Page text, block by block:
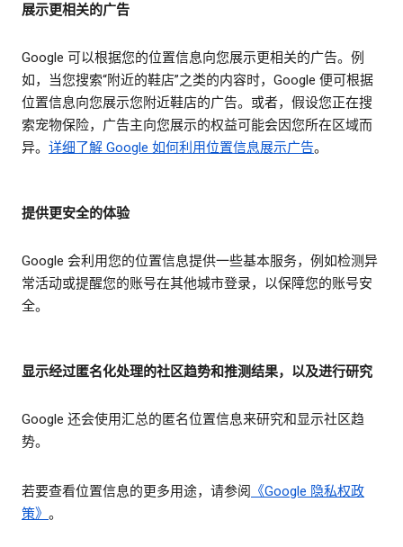
展示更相关的广告
Google 可以根据您的位置信息向您展示更相关的广告。例
如，当您搜索“附近的鞋店”之类的内容时，Google 便可根据
位置信息向您展示您附近鞋店的广告。或者，假设您正在搜
索宠物保险，广告主向您展示的权益可能会因您所在区域而
异。 详细了解 Google 如何利用位置信息展示广告。
提供更安全的体验
Google 会利用您的位置信息提供一些基本服务，例如检测异
常活动或提醒您的账号在其他城市登录，以保障您的账号安
全。
显示经过匿名化处理的社区趋势和推测结果，以及进行研究
Google 还会使用汇总的匿名位置信息来研究和显示社区趋
势。
若要查看位置信息的更多用途，请参阅 《Google 隐私权政
策》 。